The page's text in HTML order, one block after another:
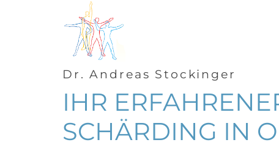
Dr. Andreas Stockinger
IHR
SCHÄRDING IN